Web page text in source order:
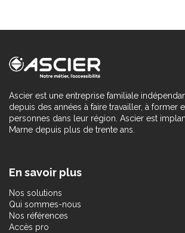
Ascier est une entreprise familiale
depuis des années à faire travailler, à former
personnes dans leur région. Ascier est
Marne depuis plus de trente ans.
En savoir plus
Nos solutions
Qui sommes-nous
Nos références
Accès pro